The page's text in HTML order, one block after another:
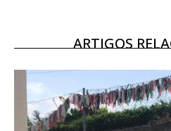
12
Acesso ao conteúdo
Acesso aos conteúdos
assinantes
ARTIGOS